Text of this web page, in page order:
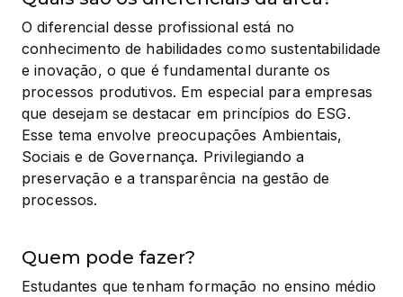
O diferencial desse profissional está no
conhecimento de habilidades como sustentabilidade
e inovação, o que é fundamental durante os
processos produtivos. Em especial para empresas
que desejam se destacar em princípios do ESG.
Esse tema envolve preocupações Ambientais,
Sociais e de Governança. Privilegiando a
preservação e a transparência na gestão de
processos.
Quem pode fazer?
Estudantes que tenham formação no ensino médio